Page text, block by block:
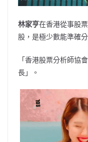
林家亨在香港從事股
股，是極少數能準確
「香港股票分析師協
長」。